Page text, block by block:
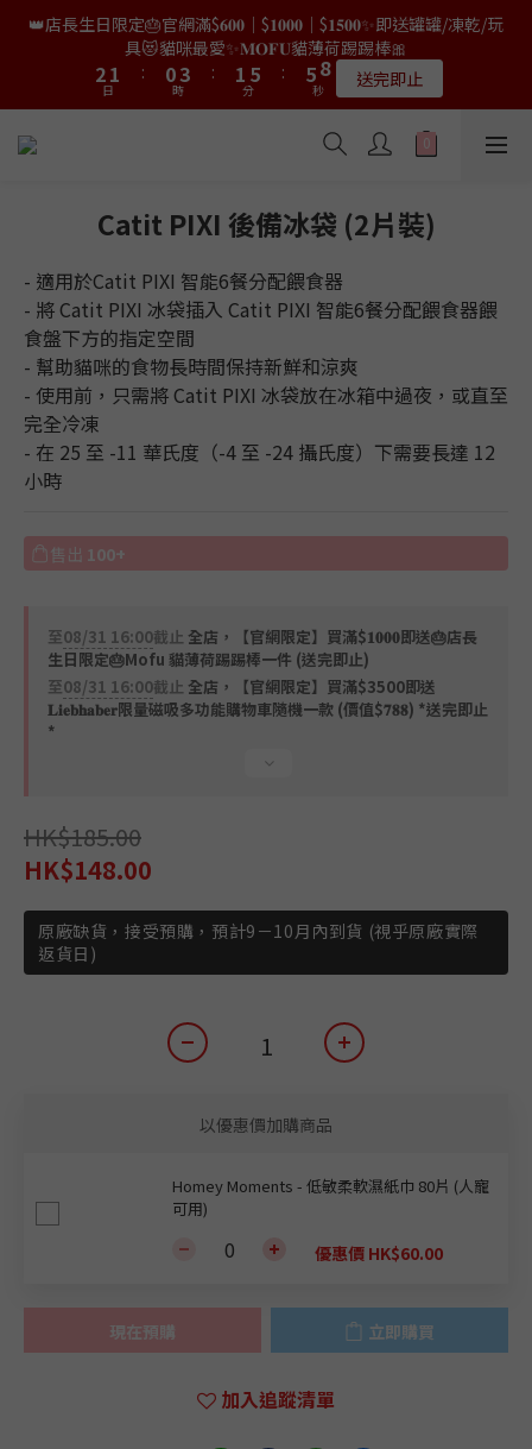
👑店長生日限量喵喵劵🎂買滿$𝟑𝟔𝟖即減$𝟐𝟖🥳結帳時輸入優惠碼
【𝐇𝐀𝐏𝐏𝐘𝐁𝐈𝐑𝐓𝐇𝐃𝐀𝐘】即可！部分產品不適用
4
2
1
3
1
0
日
:
2
1
0
5
4
3
2
時
:
3
2
1
0
7
6
5
4
分
:
7
6
5
4
9
8
7
6
5
4
2
1
秒 限量20個
0
1
0
3
2
1
0
3
2
1
0
5
4
3
2
0
👑店長生日限定🎂官網滿$𝟔𝟎𝟎｜$𝟏𝟎𝟎𝟎｜$𝟏𝟓𝟎𝟎✨即送罐罐/凍乾/玩
具😻貓咪最愛✨𝐌𝐎𝐅𝐔貓薄荷踢踢棒🎀
4
2
1
3
1
0
日
:
2
1
0
5
4
3
2
時
:
3
2
1
0
7
6
5
4
分
:
7
6
5
4
9
8
7
6
5
4
2
1
秒 送完即止
✨獨家優惠✨限時第𝟐件半價🔥🇳🇿紐西蘭𝐋𝐨𝐯𝐞𝐚𝐛𝐨𝐰𝐥凍乾生肉貓糧
😻𝟗𝟎%鮮肉內臟🌟𝟏𝟎𝟎%無骨配方✅
8
6
5
0
7
5
4
0
6
5
4
3
9
8
7
6
2
1
7
6
5
4
0
9
8
4
3
1
0
9
8
4
3
1
0
9
8
6
5
3
2
0
👑店長生日限量喵喵劵🎂買滿$𝟑𝟔𝟖即減$𝟐𝟖🥳結帳時輸入優惠碼
【𝐇𝐀𝐏𝐏𝐘𝐁𝐈𝐑𝐓𝐇𝐃𝐀𝐘】即可！部分產品不適用
9
5
4
2
1
0
9
8
4
3
1
0
日
:
9
8
7
3
2
0
6
4
3
2
1
0
時
:
9
8
4
3
2
1
0
8
7
6
5
4
2
1
分
:
8
7
6
5
4
2
1
9
8
7
6
4
3
1
秒 限量20個
Catit PIXI 後備冰袋 (2片裝)
- 適用於Catit PIXI 智能6餐分配餵食器
- 將 Catit PIXI 冰袋插入 Catit PIXI 智能6餐分配餵食器餵
食盤下方的指定空間
- 幫助貓咪的食物長時間保持新鮮和涼爽
- 使用前，只需將 Catit PIXI 冰袋放在冰箱中過夜，或直至
完全冷凍
- 在 25 至 -11 華氏度（-4 至 -24 攝氏度）下需要長達 12
小時
售出 100+
至08/31 16:00截止 全店，【官網限定】買滿$𝟏𝟎𝟎𝟎即送🎂店長
生日限定🎂Mofu 貓薄荷踢踢棒一件 (送完即止)
至08/31 16:00截止 全店，【官網限定】買滿$3500即送
𝐋𝐢𝐞𝐛𝐡𝐚𝐛𝐞𝐫限量磁吸多功能購物車隨機一款 (價值$𝟕𝟖𝟖) *送完即止
*
HK$185.00
HK$148.00
原廠缺貨，接受預購，預計9－10月內到貨 (視乎原廠實際
返貨日)
以優惠價加購商品
Homey Moments - 低敏柔軟濕紙巾 80片 (人寵
可用)
優惠價 HK$60.00
現在預購 立即購買
加入追蹤清單